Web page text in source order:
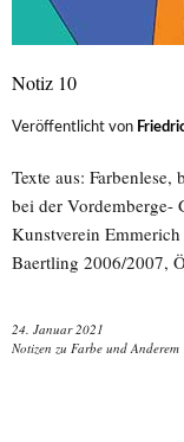
Notiz 10
Veröffentlicht von
Texte aus:
bei der Vordemberge-
Kunstverein
Baertling 2006/2007,
24. Januar 2021
Notizen zu Farbe und Anderem